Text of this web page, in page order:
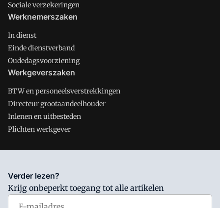
Sociale verzekeringen
Werknemerszaken
In dienst
Einde dienstverband
Oudedagsvoorziening
Werkgeverszaken
BTW en personeelsverstrekkingen
Directeur grootaandeelhouder
Inlenen en uitbesteden
Plichten werkgever
Salarisnet is onderdeel van VMN media. Lees in
waar VMN media voor staat. Op gebruik van deze site zijn de
volgende regelingen van toepassing:Algemene Voorwaarden
Verder lezen?
Krijg onbeperkt toegang tot alle artikelen